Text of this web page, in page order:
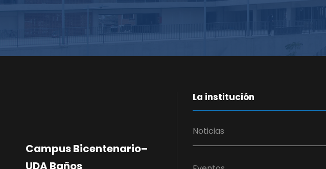
Campus Bicentenario–
UDA Baños
La institución
Noticias